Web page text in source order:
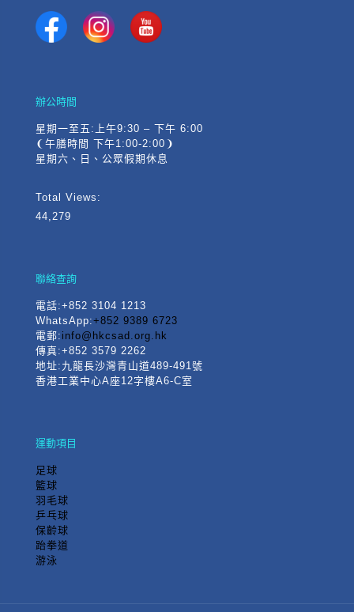
辦公時間
星期一至五:上午9:30 – 下午 6:00
❨午膳時間 下午1:00-2:00❩
星期六、日、公眾假期休息
Total Views:
44,279
聯絡查詢
電話:+852 3104 1213
WhatsApp:+852 9389 6723
電郵: info@hkcsad.org.hk
傳真:+852 3579 2262
地址:九龍長沙灣青山道489-491號
香港工業中心A座12字樓A6-C室
運動項目
足球
籃球
羽毛球
乒乓球
保齡球
跆拳道
游泳